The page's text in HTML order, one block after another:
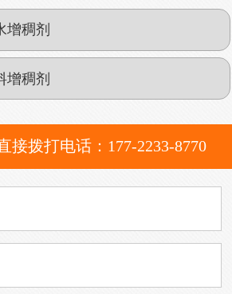
增稠剂
增稠剂
接拨打电话：177-2233-8770